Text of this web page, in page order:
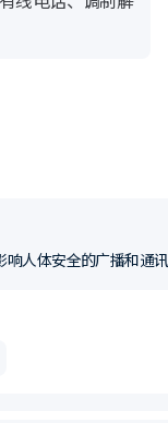
人体安全的广播和通